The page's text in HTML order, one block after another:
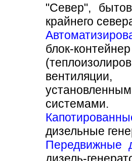
"Север",
крайнего
блок-
системами.
дизельные
Передвижные